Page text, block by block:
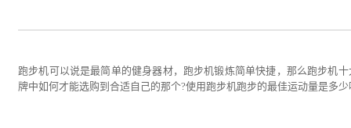
跑步机可以说是最简单的健身器材，跑步机锻炼简单快捷，那么跑步机十
牌中如何才能选购到合适自己的那个?使用跑步机跑步的最佳运动量是多少